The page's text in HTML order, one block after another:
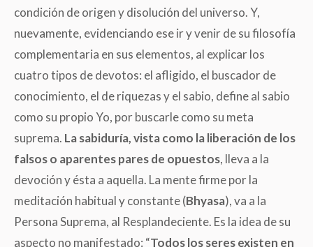
condición de origen y disolución del universo. Y,
nuevamente, evidenciando ese ir y venir de su filosofía
complementaria en sus elementos, al explicar los
cuatro tipos de devotos: el afligido, el buscador de
conocimiento, el de riquezas y el sabio, define al sabio
como su propio Yo, por buscarle como su meta
suprema. La sabiduría, vista como la liberación de los
falsos o aparentes pares de opuestos, lleva a la
devoción y ésta a aquella. La mente firme por la
meditación habitual y constante (Bhyasa), va a la
Persona Suprema, al Resplandeciente. Es la idea de su
aspecto no manifestado: “Todos los seres existen en